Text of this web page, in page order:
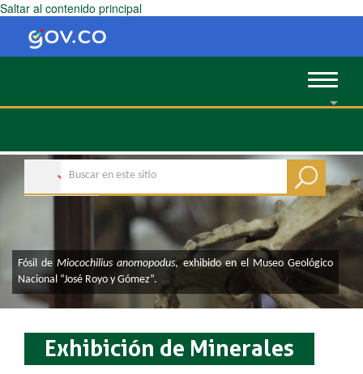
Saltar al contenido principal
Toggle
​​​​​​​​​​​​​​​​​​​​​​​​​​​​​​​​​​​​​​​​​​​​​​​​​​​​​​​​​​​Fósil deMiocochilius an​omopodus, exhibido en el Museo Geológico
Nacional “José Royo y Gómez”.
Exhibición de Minerales